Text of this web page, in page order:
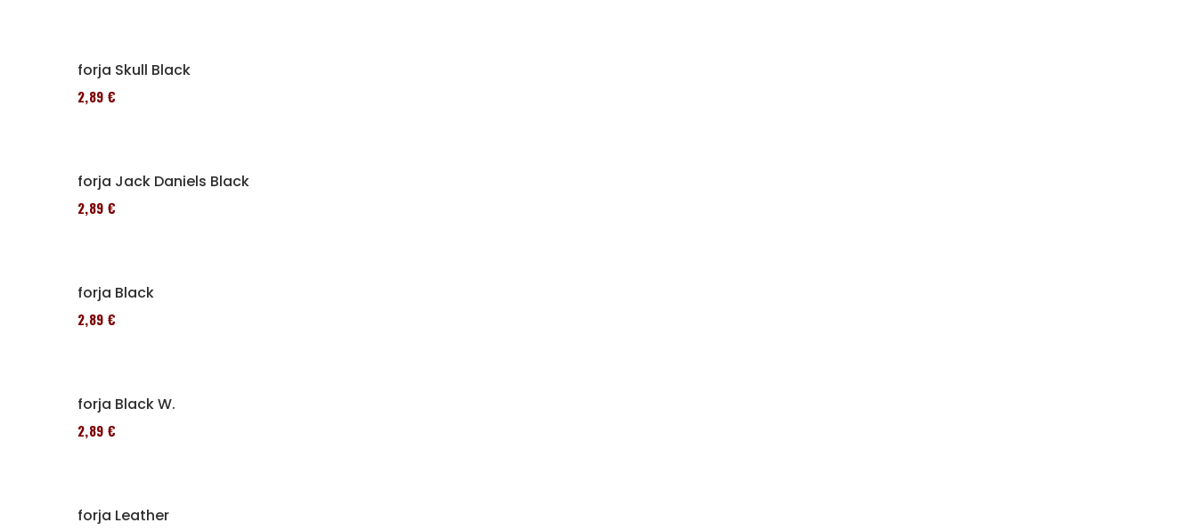
Alforja Skull Black
152,89 €
Alforja Jack Daniels Black
152,89 €
Alforja Black
152,89 €
Alforja Black W.
152,89 €
Alforja Leather